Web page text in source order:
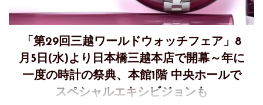
「第29回三越ワールドウォッチフェア」8
月5日(水)より日本橋三越本店で開幕～年に
一度の時計の祭典、本館1階 中央ホールで
スペシャルエキシビジョンも